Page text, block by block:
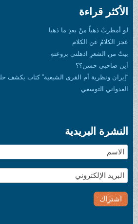
الأكثر قراءة
لو أمطرتْ ذهباً منْ بعدِ ما ذهبا
عجز الكلامُ عن الكلام
بيتٌ من الشعرِ اذهلني بروعتهِ
أين صاحبي حسن؟؟
“إيران ونظرية أم القرى الشيعية” كتاب يكشف حلم
العدواني التوسعي
النشرة البريدية